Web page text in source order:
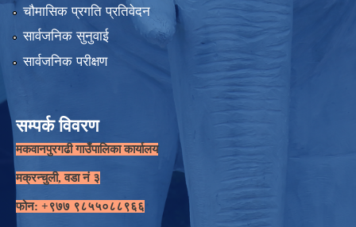
चौमासिक प्रगति प्रतिवेदन
सार्वजनिक सुनुवाई
सार्वजनिक परीक्षण
सम्पर्क विवरण
मकवानपुरगढी गाउँपालिका कार्यालय
मक्रन्चुली, वडा नं ३
फोन: +९७७ ९८५५०८८९६६